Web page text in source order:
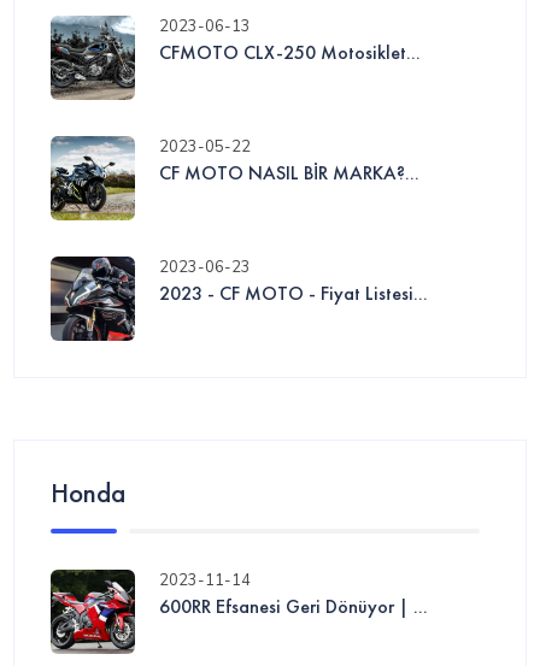
2023-06-13
CFMOTO CLX-250 Motosiklet...
2023-05-22
CF MOTO NASIL BİR MARKA?...
2023-06-23
2023 - CF MOTO - Fiyat Listesi...
Honda
2023-11-14
600RR Efsanesi Geri Dönüyor | ...